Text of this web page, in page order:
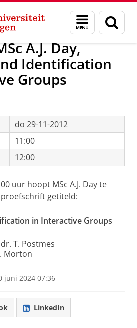
Menu
en
zoeken
Nieuwsberichten
A.J. Day,
Identification
Groups
do 29-11-2012
11:00
12:00
uur hoopt MSc A.J. Day te
getiteld:
in Interactive Groups
T. Postmes
Morton
juni 2024 07:36
LinkedIn